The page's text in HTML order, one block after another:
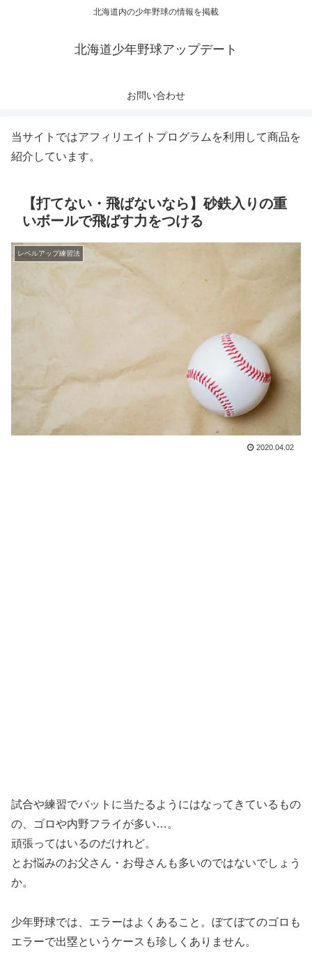
北海道内の少年野球の情報を掲載
北海道少年野球アップデート
お問い合わせ
当サイトではアフィリエイトプログラムを利用して商品を
紹介しています。
【打てない・飛ばないなら】砂鉄入りの重
いボールで飛ばす力をつける
レベルアップ練習法
2020.04.02
試合や練習でバットに当たるようにはなってきているもの
の、ゴロや内野フライが多い…。
頑張ってはいるのだけれど。
とお悩みのお父さん・お母さんも多いのではないでしょう
か。
少年野球では、エラーはよくあること。ぼてぼてのゴロも
エラーで出塁というケースも珍しくありません。